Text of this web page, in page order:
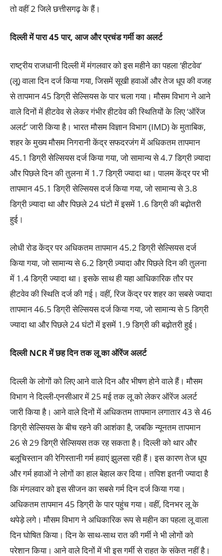
तो वहीं 2 जिले छत्तीसगढ़ के हैं।
दिल्ली में पारा 45 पार, आज और प्रचंड गर्मी का अलर्ट
राष्ट्रीय राजधानी दिल्ली में मंगलवार को इस महीने का पहला ‘हीटवेव’
(लू) वाला दिन दर्ज किया गया, जिसमें सूखी हवाओं और तेज धूप की वजह
से तापमान 45 डिग्री सेल्सियस के पार चला गया। मौसम विभाग ने आने
वाले दिनों में हीटवेव से लेकर गंभीर हीटवेव की स्थितियों के लिए ‘ऑरेंज
अलर्ट’ जारी किया है। भारत मौसम विज्ञान विभाग (IMD) के मुताबिक,
शहर के मुख्य मौसम निगरानी केंद्र सफदरजंग में अधिकतम तापमान
45.1 डिग्री सेल्सियस दर्ज किया गया, जो सामान्य से 4.7 डिग्री ज़्यादा
और पिछले दिन की तुलना में 1.7 डिग्री ज्यादा था। पालम केंद्र पर भी
तापमान 45.1 डिग्री सेल्सियस दर्ज किया गया, जो सामान्य से 3.8
डिग्री ज़्यादा था और पिछले 24 घंटों में इसमें 1.6 डिग्री की बढ़ोतरी
हुई।
लोधी रोड केंद्र पर अधिकतम तापमान 45.2 डिग्री सेल्सियस दर्ज
किया गया, जो सामान्य से 6.2 डिग्री ज़्यादा और पिछले दिन की तुलना
में 1.4 डिग्री ज्यादा था। इसके साथ ही यहा आधिकारिक तौर पर
हीटवेव की स्थिति दर्ज की गई। वहीं, रिज केंद्र पर शहर का सबसे ज्यादा
तापमान 46.5 डिग्री सेल्सियस दर्ज किया गया, जो सामान्य से 5 डिग्री
ज्यादा था और पिछले 24 घंटों में इसमें 1.9 डिग्री की बढ़ोतरी हुई।
दिल्लीNCRमें छह दिन तक लू का ऑरेंज अलर्ट
दिल्ली के लोगों को लिए आने वाले दिन और भीषण होने वाले हैं। मौसम
विभाग ने दिल्ली-एनसीआर में 25 मई तक लू को लेकर ऑरेंज अलर्ट
जारी किया है। आने वाले दिनों में अधिकतम तापमान लगातार 43 से 46
डिग्री सेल्सियस के बीच रहने की आशंका है, जबकि न्यूनतम तापमान
26 से 29 डिग्री सेल्सियस तक रह सकता है। दिल्ली को थार और
बलूचिस्तान की रेगिस्तानी गर्म हवाएं झुलसा रही हैं। इस कारण तेज धूप
और गर्म हवाओं ने लोगों का हाल बेहाल कर दिया। तपिश इतनी ज्यादा है
कि मंगलवार को इस सीजन का सबसे गर्म दिन दर्ज किया गया।
अधिकतम तापमान 45 डिग्री के पार पहुंच गया। वहीं, दिनभर लू के
थपेड़े लगे। मौसम विभाग ने अधिकारिक रूप से महीन का पहला लू वाला
दिन घोषित किया। दिन के साथ-साथ रात की गर्मी ने भी लोगों को
परेशान किया। आने वाले दिनों में भी इस गर्मी से राहत के संकेत नहीं है।